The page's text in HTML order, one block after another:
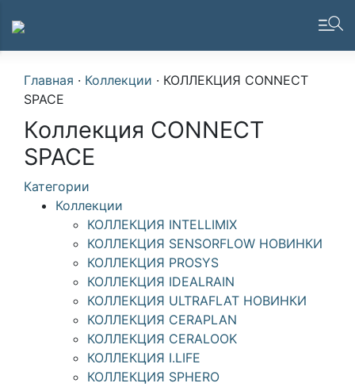
Главная · Коллекции · КОЛЛЕКЦИЯ CONNECT
SPACE
Коллекция CONNECT
SPACE
Категории
Коллекции
КОЛЛЕКЦИЯ INTELLIMIX
КОЛЛЕКЦИЯ SENSORFLOW НОВИНКИ
КОЛЛЕКЦИЯ PROSYS
КОЛЛЕКЦИЯ IDEALRAIN
КОЛЛЕКЦИЯ ULTRAFLAT НОВИНКИ
КОЛЛЕКЦИЯ CERAPLAN
КОЛЛЕКЦИЯ CERALOOK
КОЛЛЕКЦИЯ I.LIFE
КОЛЛЕКЦИЯ SPHERO